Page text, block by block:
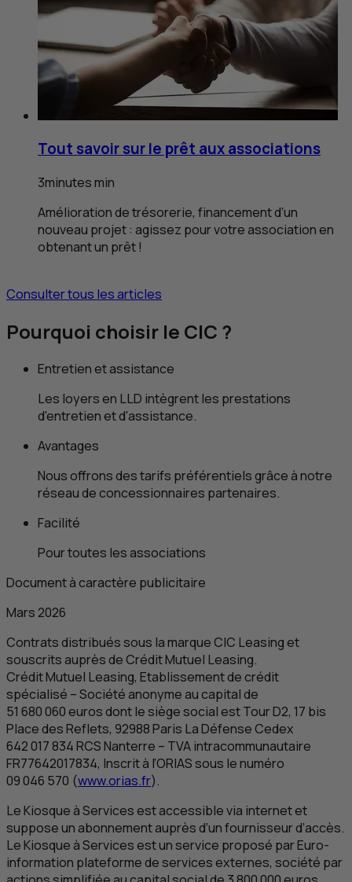
Tout savoir sur le prêt aux associations
3minutesmin
Amélioration de trésorerie, financement d’un
nouveau projet : agissez pour votre association en
obtenant un prêt !
Consulter tous les articles
Pourquoi choisir le CIC ?
Entretien et assistance
Les loyers en LLD intègrent les prestations
d'entretien et d'assistance.
Avantages
Nous offrons des tarifs préférentiels grâce à notre
réseau de concessionnaires partenaires.
Facilité
Pour toutes les associations
Document à caractère publicitaire
Mars 2026
Contrats distribués sous la marqueCIC Leasing et
souscrits auprès de Crédit Mutuel Leasing.
Crédit Mutuel Leasing, Etablissement de crédit
spécialisé – Société anonyme au capital de
51 680 060 euros dont le siège social est Tour D2, 17 bis
Place des Reflets, 92988 Paris La Défense Cedex
642 017 834RCSNanterre – TVAintracommunautaire
FR77642017834, Inscrit à l’ORIAS sous le numéro
09 046 570 (www.orias.fr).
Le Kiosque à Services est accessible via internet et
suppose un abonnement auprès d’un fournisseur d’accès.
Le Kiosque à Services est un service proposé parEuro-
information plateforme de services externes, société par